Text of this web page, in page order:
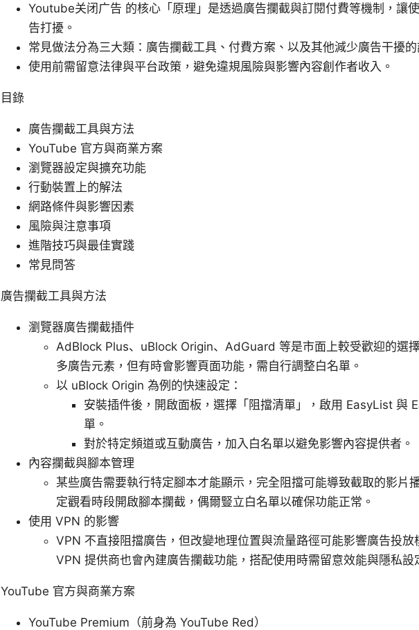
Youtube关闭广告 的核心「原理」是透過廣告攔截與訂閱付費等機制，讓
告打擾。
常見做法分為三大類：廣告攔截工具、付費方案、以及其他減少廣告干擾的
使用前需留意法律與平台政策，避免違規風險與影響內容創作者收入。
目錄
廣告攔截工具與方法
YouTube 官方與商業方案
瀏覽器設定與擴充功能
行動裝置上的解法
網路條件與影響因素
風險與注意事項
進階技巧與最佳實踐
常見問答
廣告攔截工具與方法
瀏覽器廣告攔截插件
AdBlock Plus、uBlock Origin、AdGuard 等是市面上較受歡迎的選
多廣告元素，但有時會影響頁面功能，需自行調整白名單。
以 uBlock Origin 為例的快速設定：
安裝插件後，開啟面板，選擇「阻擋清單」，啟用 EasyList 與
單。
對於特定頻道或互動廣告，加入白名單以避免影響內容提供者。
內容攔截與腳本管理
某些廣告需要執行特定腳本才能顯示，完全阻擋可能導致截取的影片
定觀看時段開啟腳本攔截，偶爾豎立白名單以確保功能正常。
使用 VPN 的影響
VPN 不直接阻擋廣告，但改變地理位置與流量路徑可能影響廣告投放
VPN 提供商也會內建廣告攔截功能，搭配使用時需留意效能與隱私設
YouTube 官方與商業方案
YouTube Premium（前身為 YouTube Red）